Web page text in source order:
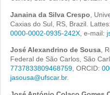
Janaina da Silva Crespo ,
Caxias do Sul, RS, Brazil. Lattes:
0000-0002-0935-242X , e-mail:
José Alexandrino de Sousa ,
Federal de São Carlos, São
7737833809468759 , ORCID:
jasousa@ufscar.br.